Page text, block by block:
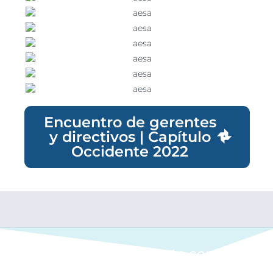
Encuentro de gerentes
y directivos | Capítulo
Occidente 2022
Ponte en contacto con